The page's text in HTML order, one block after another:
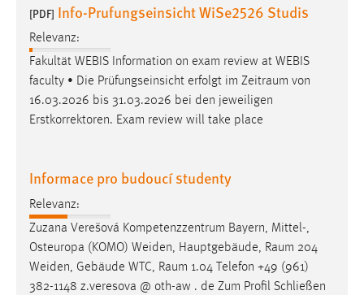
[PDF] Info-Prufungseinsicht WiSe2526 Studis
Relevanz:
Fakultät WEBIS Information on exam review at WEBIS
faculty • Die Prüfungseinsicht erfolgt im Zeitraum von
16.03.2026 bis 31.03.2026 bei den jeweiligen
Erstkorrektoren. Exam review will take place
Informace pro budoucí studenty
Relevanz:
Zuzana Verešová Kompetenzzentrum Bayern, Mittel-,
Osteuropa (KOMO) Weiden, Hauptgebäude, Raum 204
Weiden, Gebäude WTC, Raum 1.04 Telefon +49 (961)
382-1148 z.veresova @ oth-aw . de Zum Profil Schließen